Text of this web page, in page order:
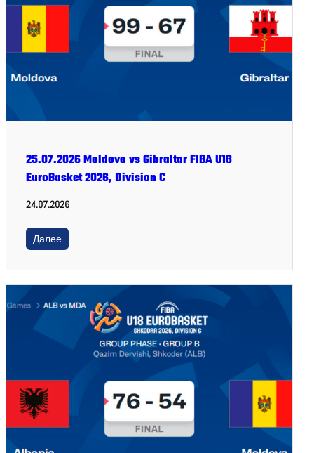
25.07.2026 Moldova vs Gibraltar FIBA U18
EuroBasket 2026, Division C
24.07.2026
Далее